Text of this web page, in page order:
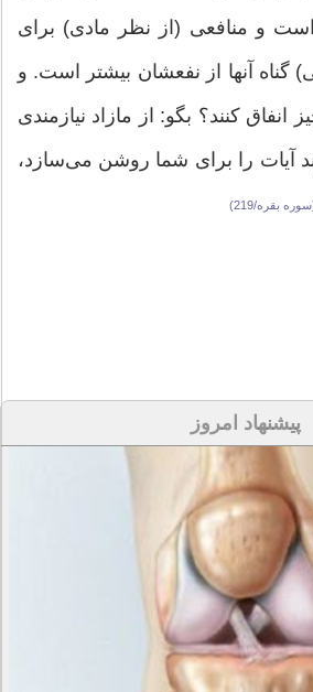
و منافعی (از نظر مادی) برای
گناه آنها از نفعشان بیشتر است. و
انفاق کنند؟ بگو: از مازاد نیازمندی
آیات را برای شما روشن می‌سازد،
بقره/219)
پیشنهاد امروز